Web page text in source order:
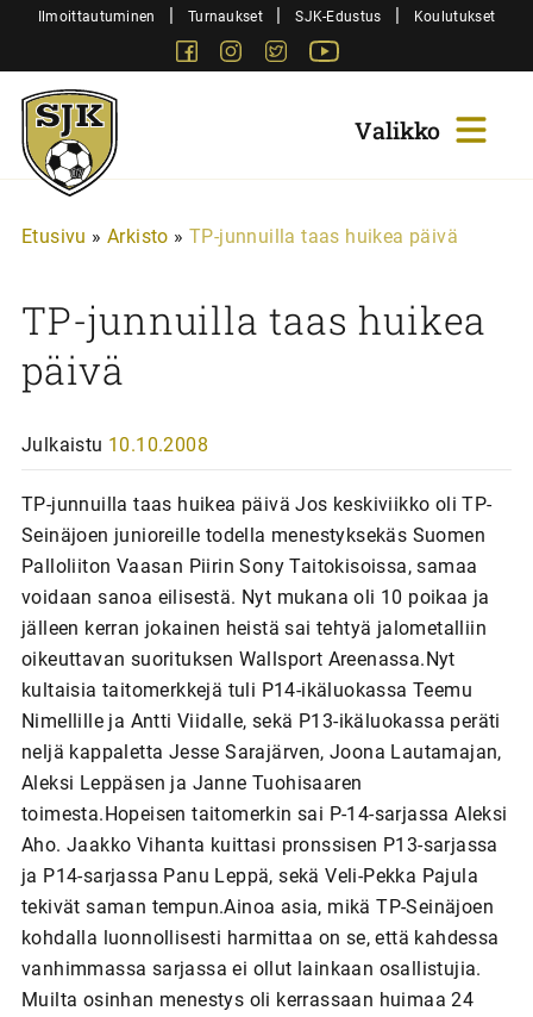
SiirryIlmoittautuminen | Turnaukset | SJK-Edustus | Koulutukset
FacebookInstagram
Twitter
Sjk-
Juniorit
Etusivu » Arkisto » TP-junnuilla taas huikea päivä
TP-junnuilla taas huikea
päivä
Julkaistu 10.10.2008
TP-junnuilla taas huikea päivä Jos keskiviikko oli TP-
Seinäjoen junioreille todella menestyksekäs Suomen
Palloliiton Vaasan Piirin Sony Taitokisoissa, samaa
voidaan sanoa eilisestä. Nyt mukana oli 10 poikaa ja
jälleen kerran jokainen heistä sai tehtyä jalometalliin
oikeuttavan suorituksen Wallsport Areenassa.Nyt
kultaisia taitomerkkejä tuli P14-ikäluokassa Teemu
Nimellille ja Antti Viidalle, sekä P13-ikäluokassa peräti
neljä kappaletta Jesse Sarajärven, Joona Lautamajan,
Aleksi Leppäsen ja Janne Tuohisaaren
toimesta.Hopeisen taitomerkin sai P-14-sarjassa Aleksi
Aho. Jaakko Vihanta kuittasi pronssisen P13-sarjassa
ja P14-sarjassa Panu Leppä, sekä Veli-Pekka Pajula
tekivät saman tempun.Ainoa asia, mikä TP-Seinäjoen
kohdalla luonnollisesti harmittaa on se, että kahdessa
vanhimmassa sarjassa ei ollut lainkaan osallistujia.
Muilta osinhan menestys oli kerrassaan huimaa 24